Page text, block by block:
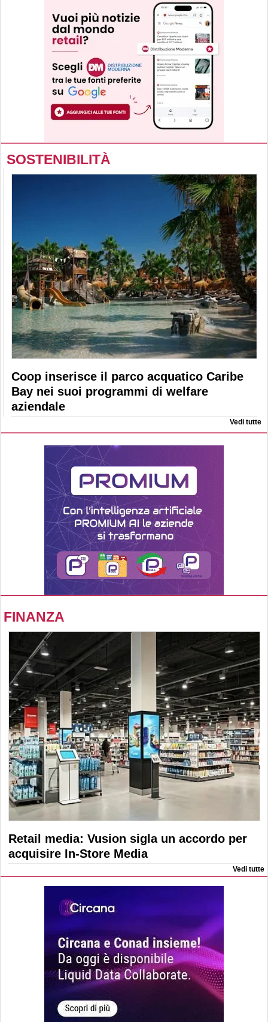
SOSTENIBILITÀ
Coop inserisce il parco acquatico Caribe
Bay nei suoi programmi di welfare
aziendale
Vedi tutte
FINANZA
Retail media: Vusion sigla un accordo per
acquisire In-Store Media
Vedi tutte